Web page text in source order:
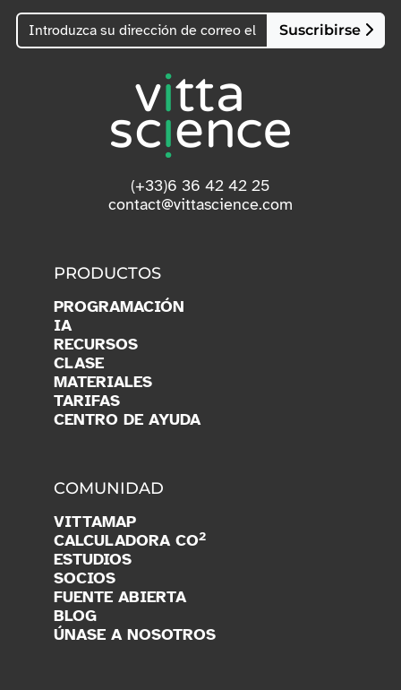
Suscribirse
(+33)6 36 42 42 25
contact@vittascience.com
PRODUCTOS
PROGRAMACIÓN
IA
RECURSOS
CLASE
MATERIALES
TARIFAS
CENTRO DE AYUDA
COMUNIDAD
VITTAMAP
CALCULADORA CO2
ESTUDIOS
SOCIOS
FUENTE ABIERTA
BLOG
ÚNASE A NOSOTROS